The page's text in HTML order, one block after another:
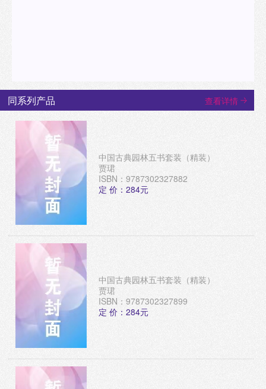
同系列产品 查看详情
中国古典园林五书套装（精装）
贾珺
ISBN：9787302327882
定 价：284元
中国古典园林五书套装（精装）
贾珺
ISBN：9787302327899
定 价：284元